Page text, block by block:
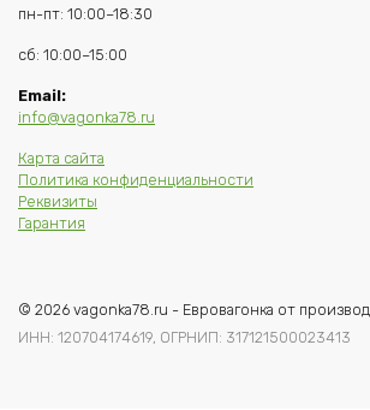
пн-пт: 10:00–18:30
сб: 10:00–15:00
Email:
info@vagonka78.ru
Карта сайта
Политика конфиденциальности
Реквизиты
Гарантия
© 2026 vagonka78.ru - Евровагонка от
ИНН: 120704174619, ОГРНИП: 317121500023413